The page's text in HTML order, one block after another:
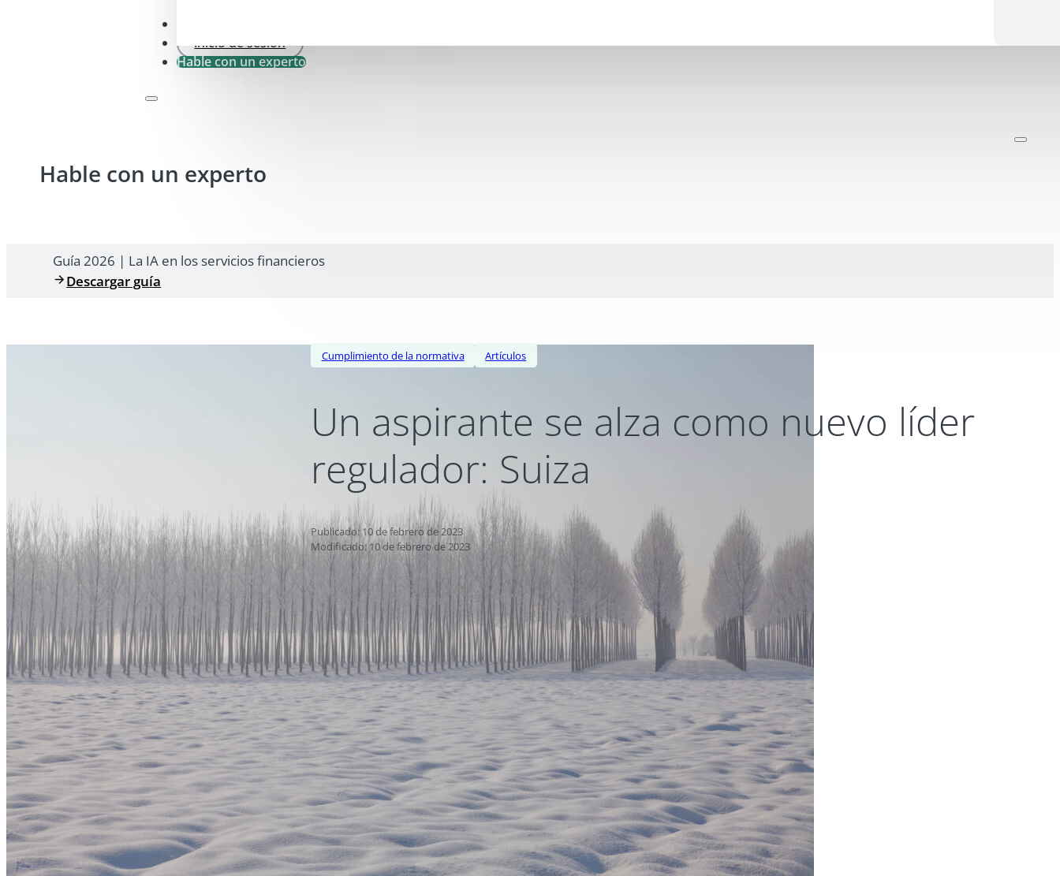
Inicio de sesión
Hable con un experto
Hable con un experto
Guía 2026 | La IA en los servicios financieros
Descargar guía
Cumplimiento de la normativa Artículos
Un aspirante se alza como nuevo líder
regulador: Suiza
Publicado: 10 de febrero de 2023
Modificado: 10 de febrero de 2023